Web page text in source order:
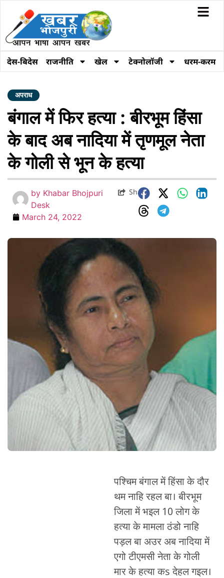
देस-बिदेस राजनीति खेल टेक्नोलॉजी धरम-करम
अपराध
बंगाल में फिर हत्या : बीरभूम हिंसा
के बाद अब नादिया में तृणमूल नेता
के गोली से भून के हत्या
by Khabar Bhojpuri
Desk
March 24, 2022
Share
पश्चिम बंगाल में हिंसा के दौर
थम नाहि रहल बा। बीरभूम
जिला में भइल 10 लोग के
हत्या के मामला ठंडो नाहि
पड़ल बा अउर अब नादिया में
एगो टीएमसी नेता के गोली
मार के हत्या कs देहल गइल।